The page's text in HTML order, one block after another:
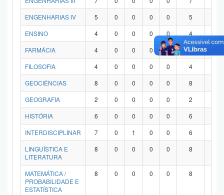
ENGENHARIAS IV
5 0 0 0 0 5
ENSINO
4 0 0 0 0 4
FARMÁCIA
4 0 0 0 0 4
FILOSOFIA
4 0 0 0 0 4
GEOCIÊNCIAS
8 0 0 0 0 8
GEOGRAFIA
2 0 0 0 0 2
HISTÓRIA
6 0 0 0 0 6
INTERDISCIPLINAR
7 0 1 0 0 6
LINGUÍSTICA E
LITERATURA
8 0 0 0 0 8
MATEMÁTICA /
PROBABILIDADE E
ESTATÍSTICA
8 0 0 0 0 8